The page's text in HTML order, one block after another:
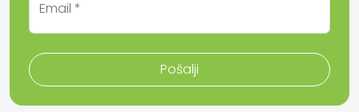
Email *
Pošalji